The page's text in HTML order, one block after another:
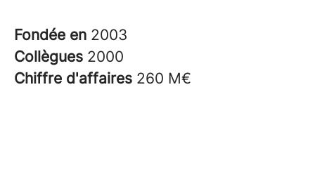
Fondée en 2003
Collègues 2000
Chiffre d'affaires 260 M€